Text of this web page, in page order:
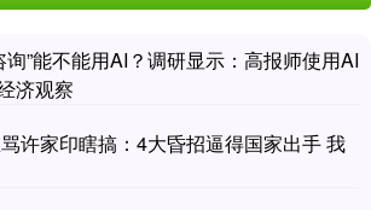
询”能不能用AI？调研显示：高报师使用AI
济观察
许家印瞎搞：4大昏招逼得国家出手 我